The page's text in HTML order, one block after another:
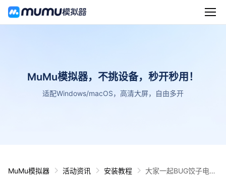
MuMu模拟器，不挑设备，秒开秒用！
适配Windows/macOS，高清大屏，自由多开
MuMu模拟器 活动资讯 安装教程
大家一起BUG饺子电脑